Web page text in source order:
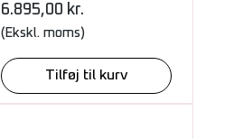
6.895,00 kr.
(Ekskl. moms)
Tilføj til kurv